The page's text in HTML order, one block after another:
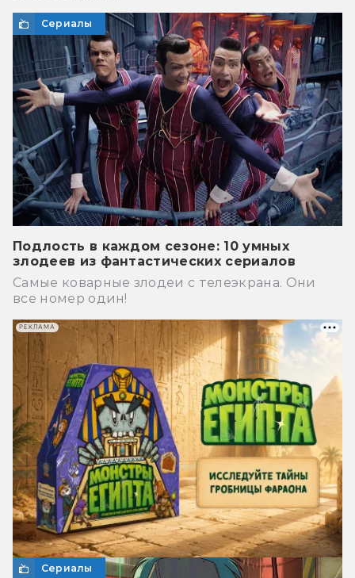
Сериалы
Подлость в каждом сезоне: 10 умных
злодеев из фантастических сериалов
Самые коварные злодеи с телеэкрана. Они
все номер один!
Сериалы
РЕКЛАМА